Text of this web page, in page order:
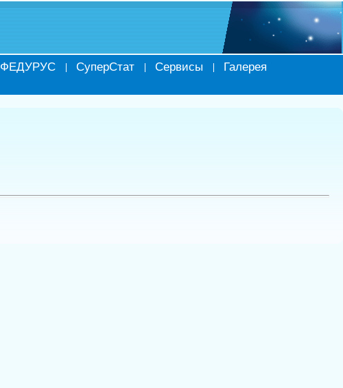
ФЕДУРУС СуперСтат Сервисы
Галерея